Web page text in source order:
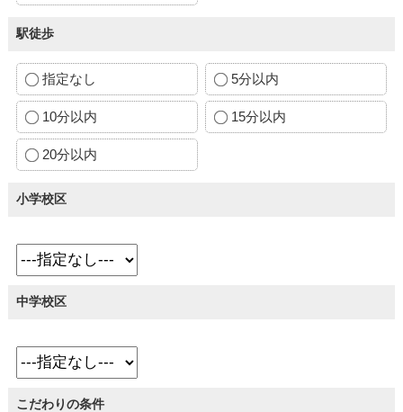
駅徒歩
指定なし 5分以内
10分以内 15分以内
20分以内
小学校区
中学校区
こだわりの条件